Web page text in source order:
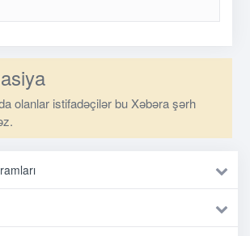
olanlar istifadəçilər bu Xəbəra şərh